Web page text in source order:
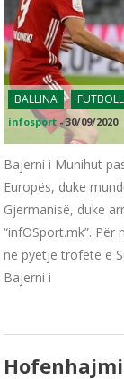
BALLINA FUTBOLL
infosport -30/09/2020
Bajerni i Munihut
Europës, duke
Gjermanisë, duke
“infOSport.mk”.
në pyetje trofetë e
Bajerni i